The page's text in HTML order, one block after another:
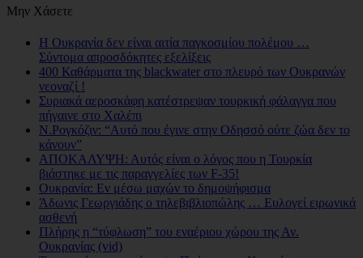
Μην Χάσετε
Η Ουκρανία δεν είναι αιτία παγκοσμίου πολέμου …
Σύντομα απροσδόκητες εξελίξεις
400 Καθάρματα της blackwater στο πλευρό των Ουκρανών
νεοναζί !
Συριακά αεροσκάφη κατέστρεψαν τουρκική φάλαγγα που
πήγαινε στο Χαλέπι
N.Ρογκόζιν: “Αυτό που έγινε στην Οδησσό ούτε ζώα δεν το
κάνουν”
ΑΠΟΚΑΛΥΨΗ: Αυτός είναι ο λόγος που η Τουρκία
βιάστηκε με τις παραγγελίες των F-35!
Ουκρανία: Εν μέσω μαχών το δημοψήφισμα
Άδωνις Γεωργιάδης ο τηλεβιβλιοπώλης … Ευλογεί ειρωνικά
ασθενή
Πλήρης η “τύφλωση” του εναέριου χώρου της Αν.
Ουκρανίας (vid)